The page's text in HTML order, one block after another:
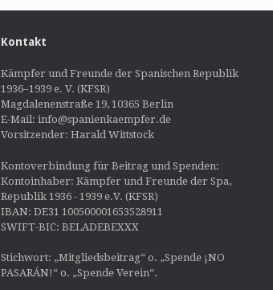
Kontakt
Kämpfer und Freunde der Spanischen Republik
1936–1939 e. V. (KFSR)
Magdalenenstraße 19, 10365 Berlin
E-Mail: info@spanienkaempfer.de
Vorsitzender: Harald Wittstock
Kontoverbindung für Beitrag und Spenden:
Kontoinhaber: Kämpfer und Freunde der Spa,
Republik 1936 - 1939 e.V. (KFSR)
IBAN: DE31 100500001653528911
SWIFT-BIC: BELADEBEXXX
Stichwort: „Mitgliedsbeitrag“ o. „Spende ¡NO
PASARÁN!“ o. „Spende Verein“.